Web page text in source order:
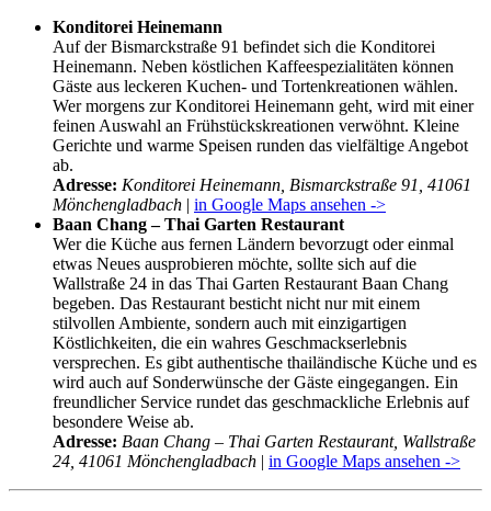
Konditorei Heinemann
Auf der Bismarckstraße 91 befindet sich die Konditorei
Heinemann. Neben köstlichen Kaffeespezialitäten können
Gäste aus leckeren Kuchen- und Tortenkreationen wählen.
Wer morgens zur Konditorei Heinemann geht, wird mit einer
feinen Auswahl an Frühstückskreationen verwöhnt. Kleine
Gerichte und warme Speisen runden das vielfältige Angebot
ab.
Adresse: Konditorei Heinemann, Bismarckstraße 91, 41061
Mönchengladbach | in Google Maps ansehen ->
Baan Chang – Thai Garten Restaurant
Wer die Küche aus fernen Ländern bevorzugt oder einmal
etwas Neues ausprobieren möchte, sollte sich auf die
Wallstraße 24 in das Thai Garten Restaurant Baan Chang
begeben. Das Restaurant besticht nicht nur mit einem
stilvollen Ambiente, sondern auch mit einzigartigen
Köstlichkeiten, die ein wahres Geschmackserlebnis
versprechen. Es gibt authentische thailändische Küche und es
wird auch auf Sonderwünsche der Gäste eingegangen. Ein
freundlicher Service rundet das geschmackliche Erlebnis auf
besondere Weise ab.
Adresse: Baan Chang – Thai Garten Restaurant, Wallstraße
24, 41061 Mönchengladbach | in Google Maps ansehen ->